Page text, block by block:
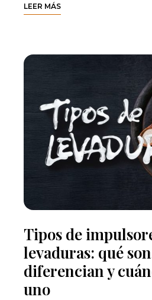
LEER MÁS
Tipos de
levaduras: qué
diferencian y
uno